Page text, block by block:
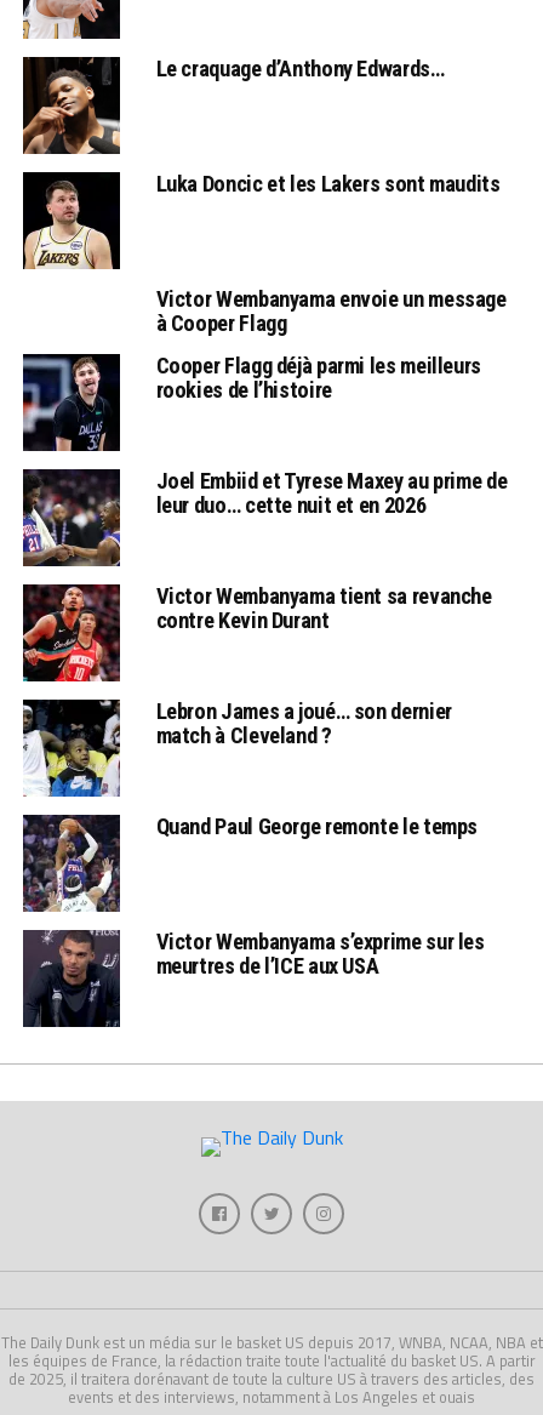
Le craquage d’Anthony Edwards…
Luka Doncic et les Lakers sont maudits
Victor Wembanyama envoie un message
à Cooper Flagg
Cooper Flagg déjà parmi les meilleurs
rookies de l’histoire
Joel Embiid et Tyrese Maxey au prime de
leur duo… cette nuit et en 2026
Victor Wembanyama tient sa revanche
contre Kevin Durant
Lebron James a joué… son dernier
match à Cleveland ?
Quand Paul George remonte le temps
Victor Wembanyama s’exprime sur les
meurtres de l’ICE aux USA
The Daily Dunk est un média sur le basket US depuis 2017, WNBA, NCAA, NBA et
les équipes de France, la rédaction traite toute l'actualité du basket US. A partir
de 2025, il traitera dorénavant de toute la culture US à travers des articles, des
events et des interviews, notamment à Los Angeles et ouais